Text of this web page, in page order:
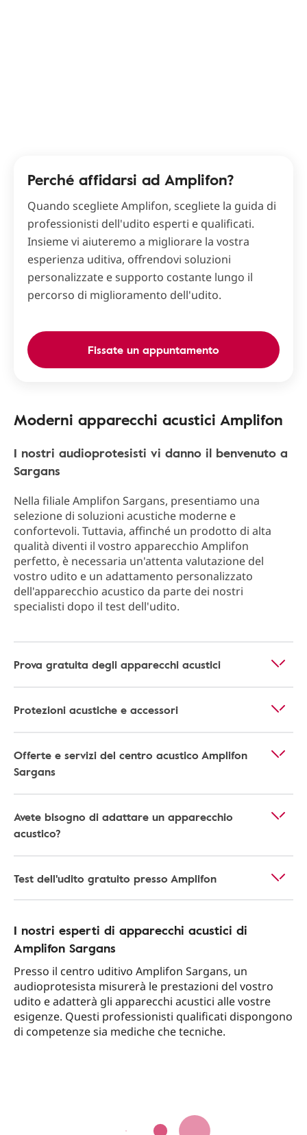
Perché affidarsi ad Amplifon?
Quando scegliete Amplifon, scegliete la guida di
professionisti dell'udito esperti e qualificati.
Insieme vi aiuteremo a migliorare la vostra
esperienza uditiva, offrendovi soluzioni
personalizzate e supporto costante lungo il
percorso di miglioramento dell'udito.
Fissate un appuntamento
Moderni apparecchi acustici Amplifon
I nostri audioprotesisti vi danno il benvenuto a
Sargans
Nella filiale Amplifon Sargans, presentiamo una
selezione di soluzioni acustiche moderne e
confortevoli. Tuttavia, affinché un prodotto di alta
qualità diventi il vostro apparecchio Amplifon
perfetto, è necessaria un'attenta valutazione del
vostro udito e un adattamento personalizzato
dell'apparecchio acustico da parte dei nostri
specialisti dopo il test dell'udito.
Prova gratuita degli apparecchi acustici
Protezioni acustiche e accessori
Offerte e servizi del centro acustico Amplifon
Sargans
Avete bisogno di adattare un apparecchio
acustico?
Test dell'udito gratuito presso Amplifon
I nostri esperti di apparecchi acustici di
Amplifon Sargans
Presso il centro uditivo Amplifon Sargans, un
audioprotesista misurerà le prestazioni del vostro
udito e adatterà gli apparecchi acustici alle vostre
esigenze. Questi professionisti qualificati dispongono
di competenze sia mediche che tecniche.